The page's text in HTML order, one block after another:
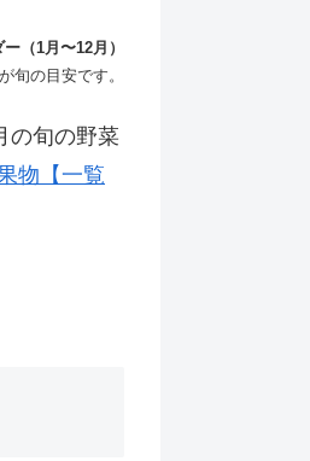
（1月〜12月）
旬の目安です。
の旬の野菜
物【一覧